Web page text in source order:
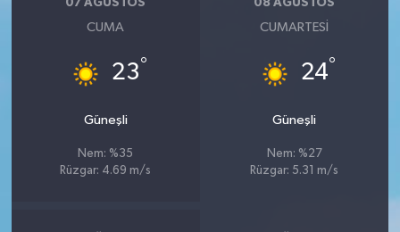
07 AĞUSTOS
CUMA
23°
Güneşli
Nem: %35
Rüzgar: 4.69 m/s
08 AĞUSTOS
CUMARTESI
24°
Güneşli
Nem: %27
Rüzgar: 5.31 m/s